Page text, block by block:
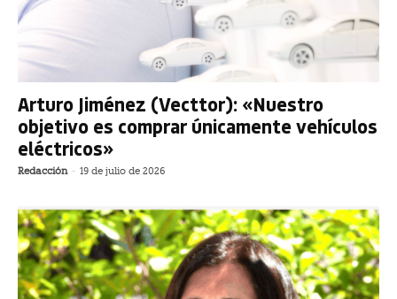
Arturo Jiménez (Vecttor): «Nuestro
objetivo es comprar únicamente vehículos
eléctricos»
Redacción - 19 de julio de 2026